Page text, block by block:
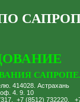
414028. Астрахань
4. 9. 10
+7 (8512) 732220,